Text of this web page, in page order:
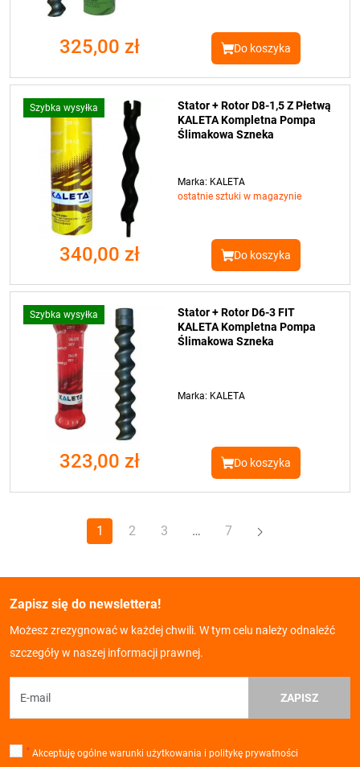
325,00 zł Do koszyka
Szybka wysyłka
Stator + Rotor D8-1,5 Z Płetwą
KALETA Kompletna Pompa
Ślimakowa Szneka
Marka: KALETA
ostatnie sztuki w magazynie
340,00 zł Do koszyka
Szybka wysyłka
Stator + Rotor D6-3 FIT
KALETA Kompletna Pompa
Ślimakowa Szneka
Marka: KALETA
323,00 zł Do koszyka
1 2 3 … 7 Dalej
Zapisz się do newslettera!
Możesz zrezygnować w każdej chwili. W tym celu należy odnaleźć
szczegóły w naszej informacji prawnej.
ZAPISZ
* Akceptuję ogólne warunki użytkowania i politykę prywatności